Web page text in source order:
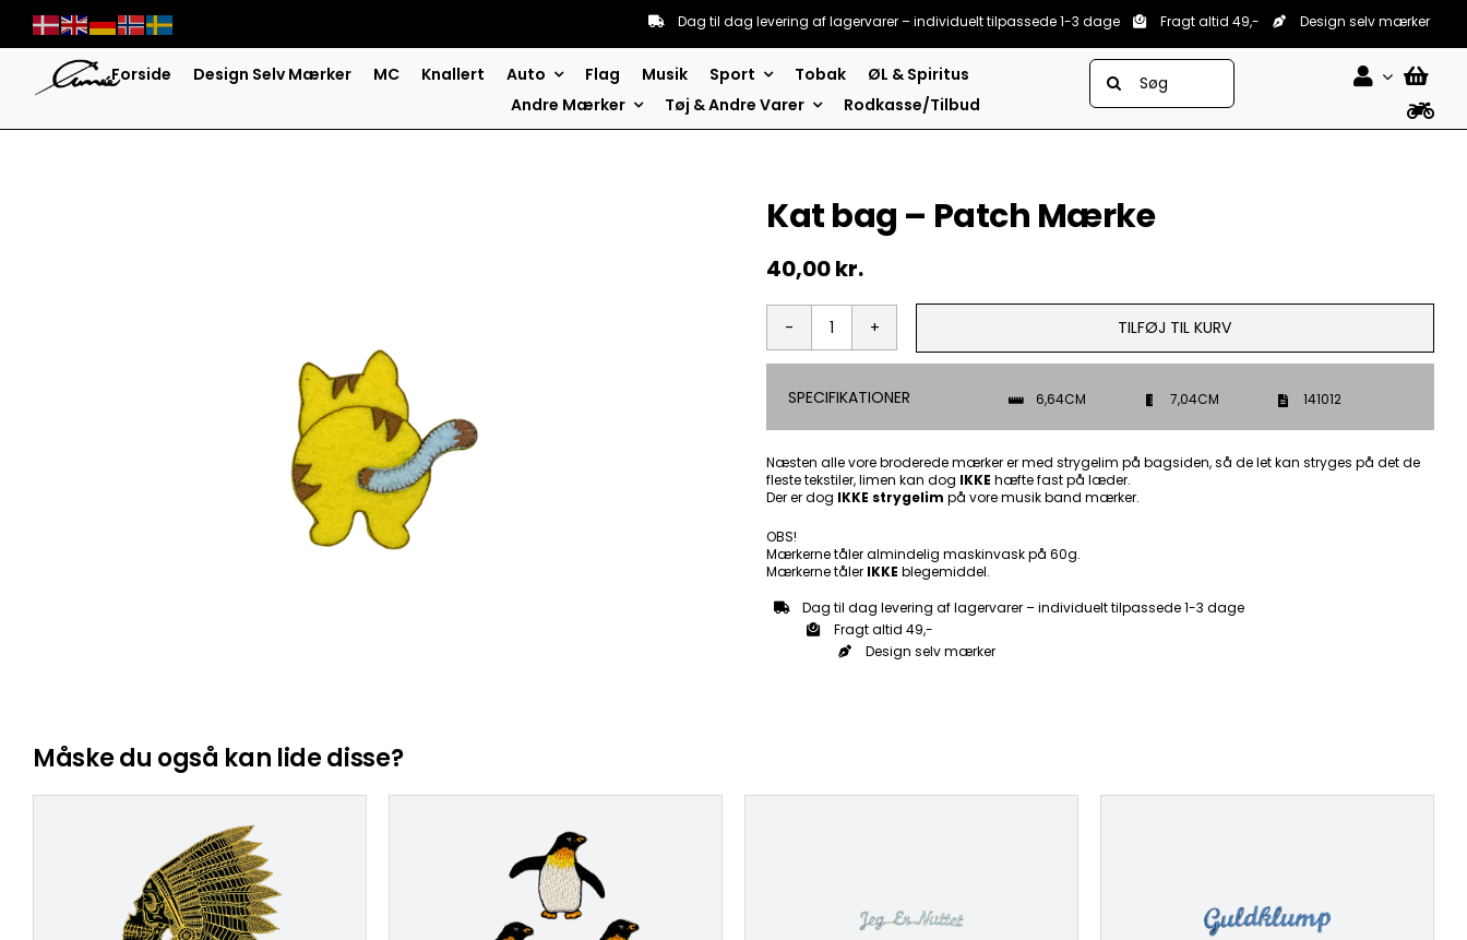
content
Dag til dag levering af lagervarer – individuelt tilpassede 1-3 dage Fragt altid 49,- Design selv mærker
Forside Design Selv Mærker MC Knallert Auto Flag Musik Sport Tobak
ØL & Spiritus
Andre Mærker
Tøj & Andre Varer Rodkasse/Tilbud
Søg
efter:
Kat bag – Patch Mærke
40,00kr.
Kat
bag
Patch
TILFØJ TIL KURV
SPECIFIKATIONER 6,64CM 7,04CM 141012
Næsten alle vore broderede mærker er med strygelim på bagsiden, så de let kan stryges på det de
fleste tekstiler, limen kan dog IKKE hæfte fast på læder.
Der er dog IKKE strygelim på vore musik band mærker.
OBS!
Mærkerne tåler almindelig maskinvask på 60g.
Mærkerne tåler IKKE blegemiddel.
Dag til dag levering af lagervarer – individuelt tilpassede 1-3 dage
Fragt altid 49,-
Design selv mærker
Måske du også kan lide disse?